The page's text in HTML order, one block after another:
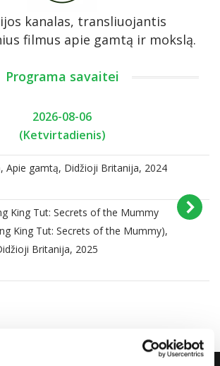
kanalas, transliuojantis
filmus apie gamtą ir mokslą.
Programa savaitei
2026-08-06
(Ketvirtadienis)
Apie gamtą, Didžioji Britanija, 2024
King Tut: Secrets of the Mummy
King Tut: Secrets of the Mummy),
Britanija, 2025